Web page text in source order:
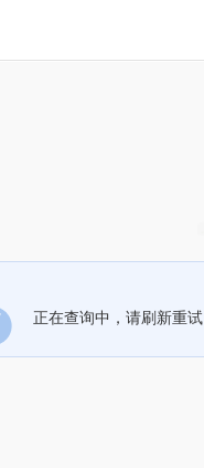
正在查询中，请刷新重试